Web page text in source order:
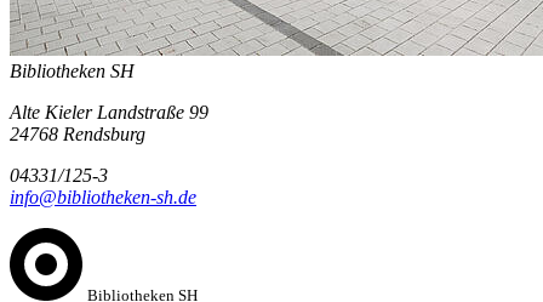
Bibliotheken SH
Alte Kieler Landstraße 99
24768 Rendsburg
04331/125-3
info@bibliotheken-sh.de
Bibliotheken SH